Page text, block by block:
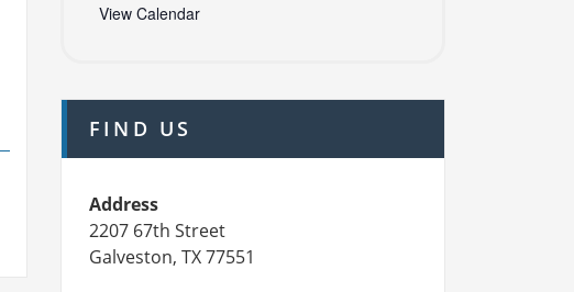
View Calendar
FIND US
Address
2207 67th Street
Galveston, TX 77551